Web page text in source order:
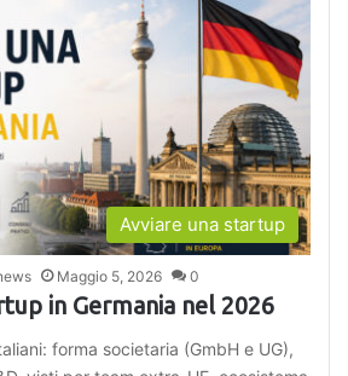
Avviare una startup
Maggio 5, 2026 0
in Germania nel 2026
forma societaria (GmbH e UG),